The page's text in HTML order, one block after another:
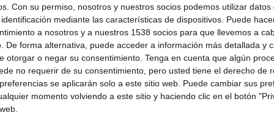
Con su permiso, nosotros y nuestros socios podemos utilizar datos
mediante las características de dispositivos. Puede
a nosotros y a nuestros 1538 socios para que llevemos a
De forma alternativa, puede acceder a información más detallada y
otorgar o negar su consentimiento. Tenga en cuenta que algún
no requerir de su consentimiento, pero usted tiene el derecho de
se aplicarán solo a este sitio web. Puede cambiar sus
momento volviendo a este sitio y haciendo clic en el botón
categorías está disponibleen este enlace.
de forma online en octubre y el ganador se
miembros senior de una variedad de disciplinas de
tiene como objetivo evaluar las candidaturas
de marketing integradas fueron clave para el éxito